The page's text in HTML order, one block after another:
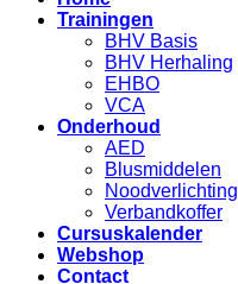
Trainingen
BHV Basis
BHV Herhaling
EHBO
VCA
Onderhoud
AED
Blusmiddelen
Noodverlichting
Verbandkoffer
Cursuskalender
Webshop
Contact